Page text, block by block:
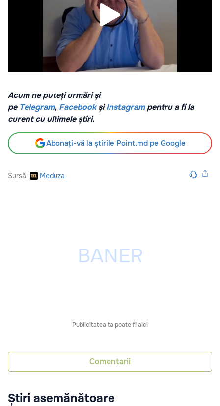
Acum ne puteți urmări și
pe Telegram, Facebook șiInstagrampentru a fi la
curent cu ultimele știri.
Abonați-vă la știrile Point.md pe Google
Sursă Meduza
Publicitatea ta poate fi aici
Comentarii
Știri asemănătoare